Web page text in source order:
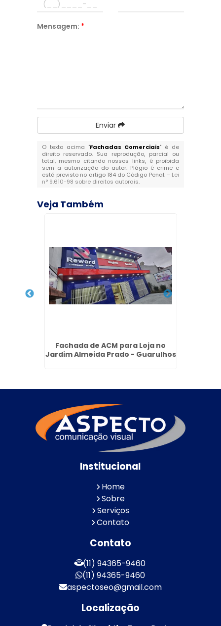
Mensagem: *
Enviar
O texto acima "Fachadas Comerciais" é de
direito reservado. Sua reprodução, parcial ou
total, mesmo citando nossos links, é proibida
sem a autorização do autor. Plágio é crime e
está previsto no artigo 184 do Código Penal. – Lei
n° 9.610-98 sobre direitos autorais.
Veja Também
Fachada de ACM para Loja no
Jardim Almeida Prado - Guarulhos
Institucional
Home
Sobre
Serviços
Contato
Contato
(11) 94365-9460
(11) 94365-9460
aspectoseo@gmail.com
Localização